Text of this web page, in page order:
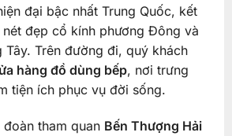
đại bậc nhất Trung Quốc, kết
đẹp cổ kính phương Đông và
Tây. Trên đường đi, quý khách
hàng đồ dùng bếp, nơi trưng
tiện ích phục vụ đời sống.
tham quan Bến Thượng Hải